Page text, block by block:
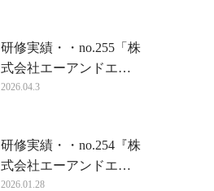
研修実績・・no.255「株
式会社エーアンドエ…
2026.04.3
研修実績・・no.254『株
式会社エーアンドエ…
2026.01.28